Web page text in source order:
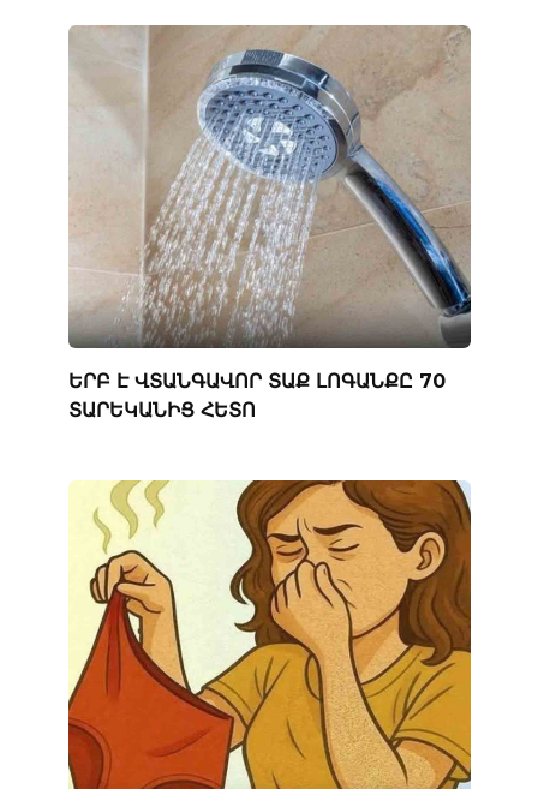
ԵՐԲ Է ՎՏԱՆԳԱՎՈՐ ՏԱՔ ԼՈԳԱՆՔԸ 70
ՏԱՐԵԿԱՆԻՑ ՀԵՏՈ